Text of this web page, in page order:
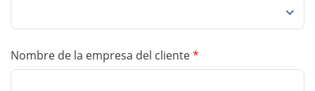
Nombre de la empresa del cliente*